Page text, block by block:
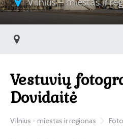
Vestuvių
Dovidaitė
Vilnius - miestas ir regionas